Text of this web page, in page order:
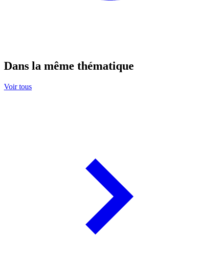
Dans la même thématique
Voir tous